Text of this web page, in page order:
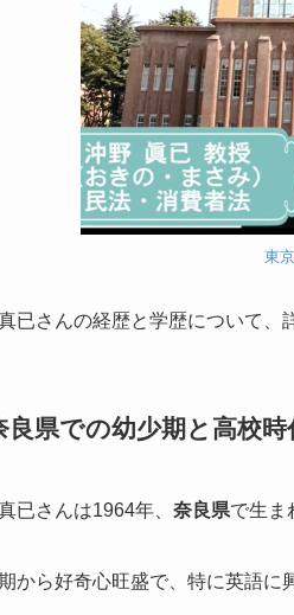
東
已さんの経歴と学歴について、
県での幼少期と高校時
已さんは1964年、 奈良県で生ま
から好奇心旺盛で、特に英語に